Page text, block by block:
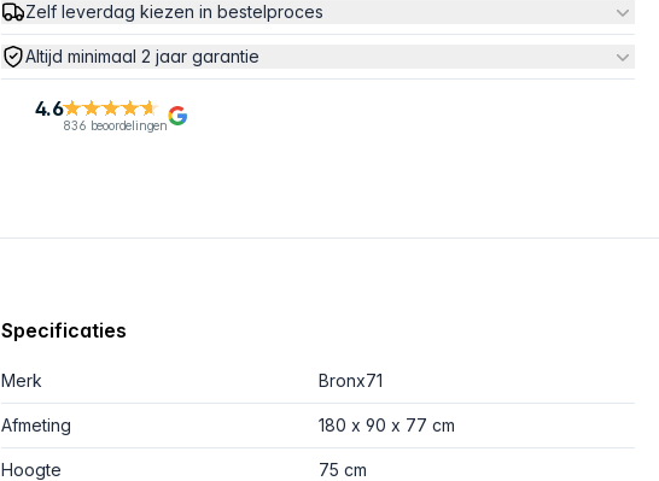
Zelf leverdag kiezen in bestelproces
Altijd minimaal 2 jaar garantie
4.6
836 beoordelingen
Specificaties
Merk Bronx71
Afmeting 180 x 90 x 77 cm
Hoogte 75 cm